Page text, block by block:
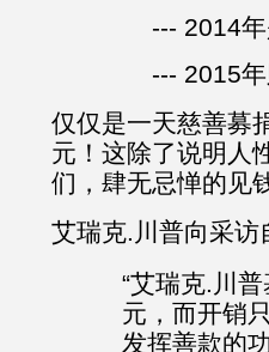
--- 2014年是
--- 2015年则
仅仅是一天慈善募
元！这除了说明人
们，肆无忌惮的见
艾瑞克.川普向采
“艾瑞克.川
元，而开销
发挥善款的功